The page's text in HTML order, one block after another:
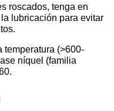
roscados, tenga en
lubricación para evitar
temperatura (>600-
níquel (familia